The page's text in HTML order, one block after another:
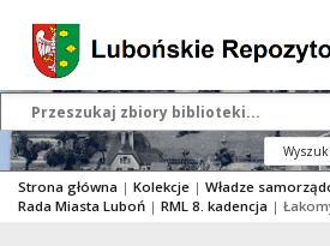
Strona główna | Kolekcje | Władze
Rada Miasta Luboń | RML 8. kadencja |